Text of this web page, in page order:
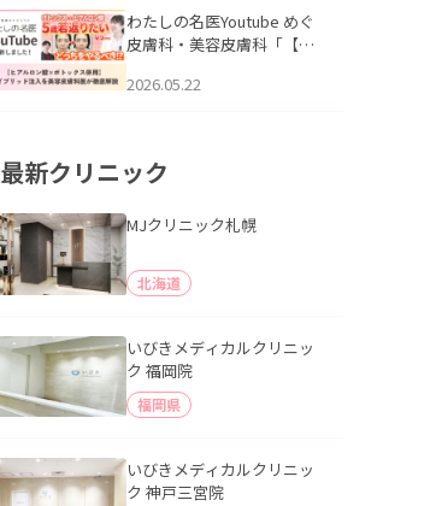
た。
わたしの名医Youtube めぐ
皮膚科・美容皮膚科「【ヒ
用】ハイブリッド注入を美
2026.05.22
最新クリニック
MJクリニック札幌
北海道
いびきメディカルクリニッ
ク 福岡院
福岡県
いびきメディカルクリニッ
ク 神戸三宮院